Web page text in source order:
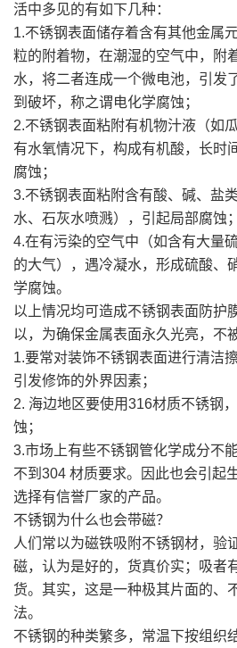
活中多见的有如下几种：
1.不锈钢表面储存着含有其他金属
粒的附着物，在潮湿的空气中，附
水，将二者连成一个微电池，引发
到破坏，称之谓电化学腐蚀；
2.不锈钢表面粘附有机物汁液（如
有水氧情况下，构成有机酸，长时
腐蚀；
3.不锈钢表面粘附含有酸、碱、盐
水、石灰水喷溅），引起局部腐蚀；
4.在有污染的空气中（如含有大量
的大气），遇冷凝水，形成硫酸、
学腐蚀。
以上情况均可造成不锈钢表面防护
以，为确保金属表面永久光亮，不
1.要常对装饰不锈钢表面进行清洁
引发修饰的外界因素；
2. 海边地区要使用316材质不锈钢
蚀；
3.市场上有些不锈钢管化学成分不
不到304 材质要求。因此也会引起
选择有信誉厂家的产品。
不锈钢为什么也会带磁？
人们常以为磁铁吸附不锈钢材，验
磁，认为是好的，货真价实；吸者
货。其实，这是一种极其片面的、
法。
不锈钢的种类繁多，常温下按组织